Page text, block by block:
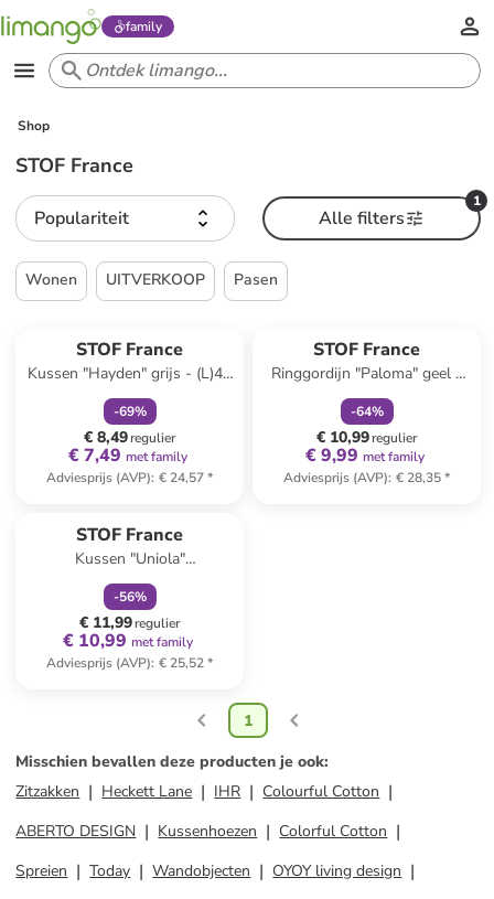
family
Shop
STOF France
Populariteit
1
Alle filters
Wonen UITVERKOOP Pasen
STOF France
Kussen "Hayden" grijs - (L)40
x (B)40 cm
-69%
€ 8,49regulier
€ 7,49 met family
Adviesprijs (AVP): € 24,57*
STOF France
Ringgordijn "Paloma" geel -
(L)260 x (B)140 cm
-64%
€ 10,99regulier
€ 9,99 met family
Adviesprijs (AVP): € 28,35*
STOF France
Kussen "Uniola"
wit/donkerblauw - (L)40 x
(B)60 cm
-56%
€ 11,99regulier
€ 10,99 met family
Adviesprijs (AVP): € 25,52*
1
Misschien bevallen deze producten je ook:
Zitzakken
Heckett Lane IHR
Colourful Cotton
ABERTO DESIGN
Kussenhoezen
Colorful Cotton
Spreien
Today Wandobjecten
OYOY living design